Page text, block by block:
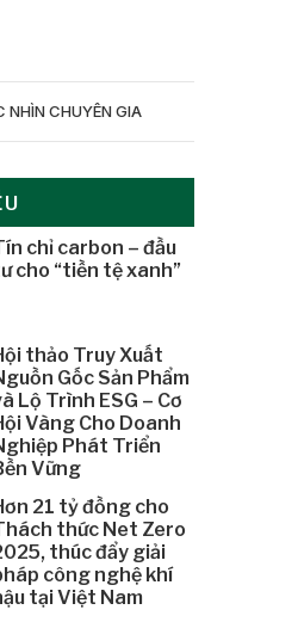
NHÌN CHUYÊN GIA
chỉ carbon – đầu
cho “tiền tệ xanh”
thảo Truy Xuất
Gốc Sản Phẩm
Lộ Trình ESG – Cơ
Vàng Cho Doanh
Phát Triển
Vững
21 tỷ đồng cho
thức Net Zero
thúc đẩy giải
công nghệ khí
tại Việt Nam